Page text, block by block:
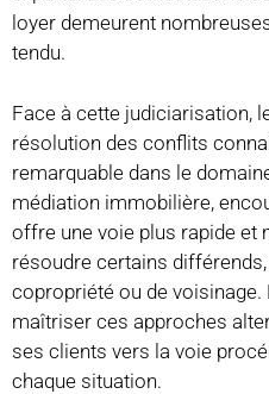
loyer demeurent
tendu.
Face à cette judiciarisation,
résolution des conflits
remarquable dans le
médiation immobilière,
offre une voie plus rapide et
résoudre certains
copropriété ou de voisinage.
maîtriser ces approches
ses clients vers la voie
chaque situation.